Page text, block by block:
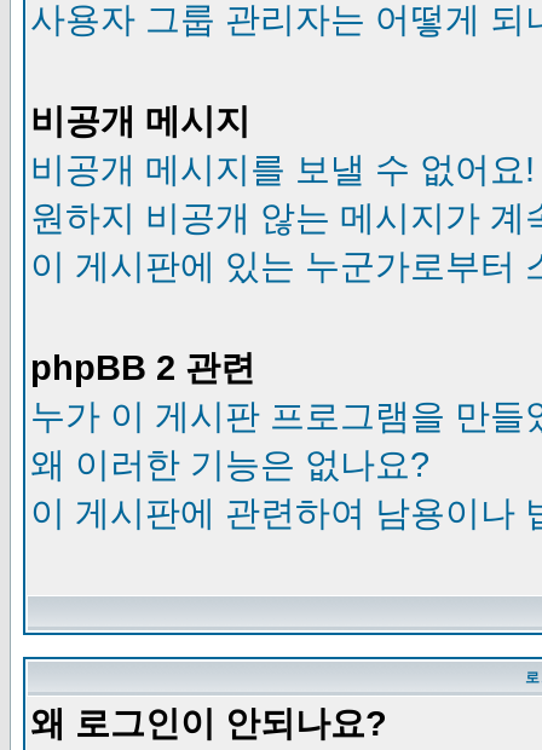
사용자 그룹 관리자는 어떻게 되
비공개 메시지
비공개 메시지를 보낼 수 없어요!
원하지 비공개 않는 메시지가 계
이 게시판에 있는 누군가로부터
phpBB 2 관련
누가 이 게시판 프로그램을 만들
왜 이러한 기능은 없나요?
이 게시판에 관련하여 남용이나
왜 로그인이 안되나요?